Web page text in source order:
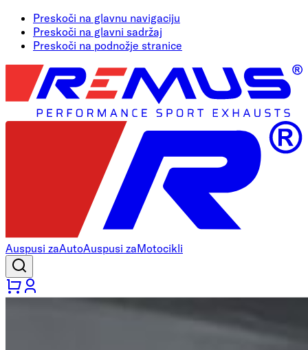
Preskoči na glavnu navigaciju
Preskoči na glavni sadržaj
Preskoči na podnožje stranice
Auspusi zaAutoAuspusi zaMotocikli